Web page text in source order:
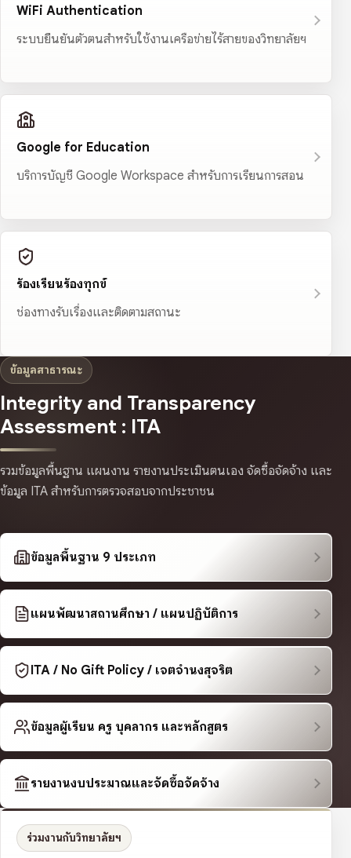
WiFi Authentication
ระบบยืนยันตัวตนสำหรับใช้งานเครือข่ายไร้สายของวิทยาลัยฯ
Google for Education
บริการบัญชี Google Workspace สำหรับการเรียนการสอน
ร้องเรียนร้องทุกข์
ช่องทางรับเรื่องและติดตามสถานะ
ข้อมูลสาธารณะ
Integrity and Transparency
Assessment : ITA
รวมข้อมูลพื้นฐาน แผนงาน รายงานประเมินตนเอง จัดซื้อจัดจ้าง และ
ข้อมูล ITA สำหรับการตรวจสอบจากประชาชน
ข้อมูลพื้นฐาน 9 ประเภท
แผนพัฒนาสถานศึกษา / แผนปฏิบัติการ
ITA / No Gift Policy / เจตจำนงสุจริต
ข้อมูลผู้เรียน ครู บุคลากร และหลักสูตร
รายงานงบประมาณและจัดซื้อจัดจ้าง
ร่วมงานกับวิทยาลัยฯ